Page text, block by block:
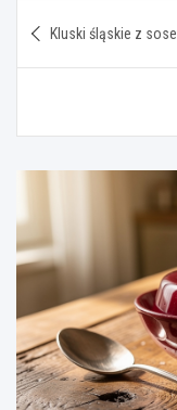
wpisu
Kluski śląskie z